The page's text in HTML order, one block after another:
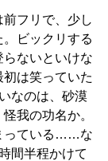
フリで、少し
ビックリする
ないといけな
は笑っていた
なのは、砂漠
我の功名か。
っている……な
間半程かけて